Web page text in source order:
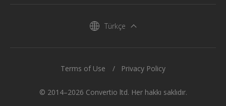
Türkçe
© 2014–2026 Convertio ltd. Her hakkı saklıdır.
Terms of Use Privacy Policy